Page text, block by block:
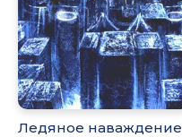
Ледяное наваждение